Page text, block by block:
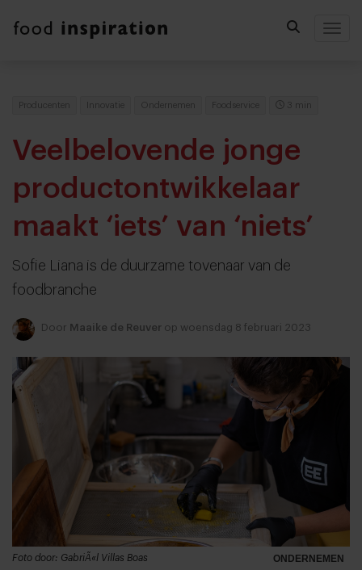
Producenten Innovatie Ondernemen Foodservice 3 min
Veelbelovende jonge
productontwikkelaar
maakt ‘iets’ van ‘niets’
Sofie Liana is de duurzame tovenaar van de
foodbranche
Door Maaike de Reuver op woensdag 8 februari 2023
ONDERNEMEN
Foto door: GabriÃ«l Villas Boas